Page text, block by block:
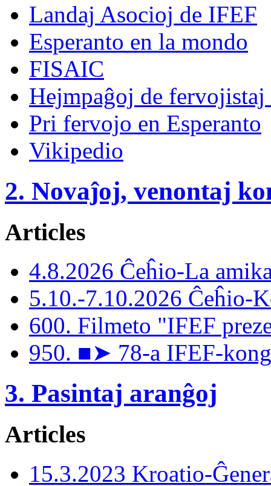
Landaj Asocioj de IFEF
Esperanto en la mondo
FISAIC
Hejmpaĝoj de fervojistaj
Pri fervojo en Esperanto
Vikipedio
2. Novaĵoj, venontaj
Articles
4.8.2026 Ĉeĥio-La
5.10.-7.10.2026 Ĉeĥio-
600. Filmeto "IFEF
950. ■➤ 78-a IFEF-
3. Pasintaj aranĝoj
Articles
15.3.2023 Kroatio-